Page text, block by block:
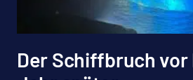
Der Schiffbruch vor